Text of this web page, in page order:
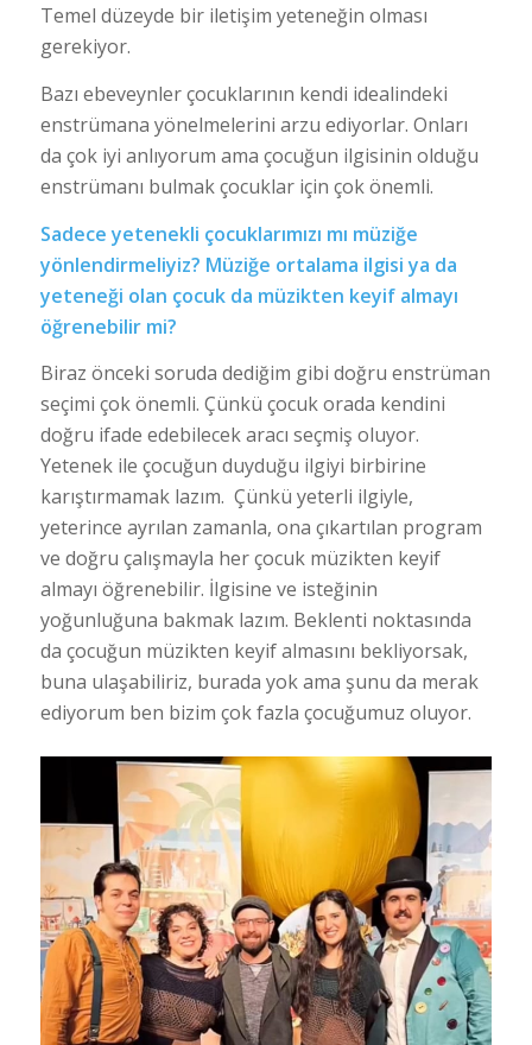
Temel düzeyde bir iletişim yeteneğin olması
gerekiyor.
Bazı ebeveynler çocuklarının kendi idealindeki
enstrümana yönelmelerini arzu ediyorlar. Onları
da çok iyi anlıyorum ama çocuğun ilgisinin olduğu
enstrümanı bulmak çocuklar için çok önemli.
Sadece yetenekli çocuklarımızı mı müziğe
yönlendirmeliyiz? Müziğe ortalama ilgisi ya da
yeteneği olan çocuk da müzikten keyif almayı
öğrenebilir mi?
Biraz önceki soruda dediğim gibi doğru enstrüman
seçimi çok önemli. Çünkü çocuk orada kendini
doğru ifade edebilecek aracı seçmiş oluyor.
Yetenek ile çocuğun duyduğu ilgiyi birbirine
karıştırmamak lazım. Çünkü yeterli ilgiyle,
yeterince ayrılan zamanla, ona çıkartılan program
ve doğru çalışmayla her çocuk müzikten keyif
almayı öğrenebilir. İlgisine ve isteğinin
yoğunluğuna bakmak lazım. Beklenti noktasında
da çocuğun müzikten keyif almasını bekliyorsak,
buna ulaşabiliriz, burada yok ama şunu da merak
ediyorum ben bizim çok fazla çocuğumuz oluyor.